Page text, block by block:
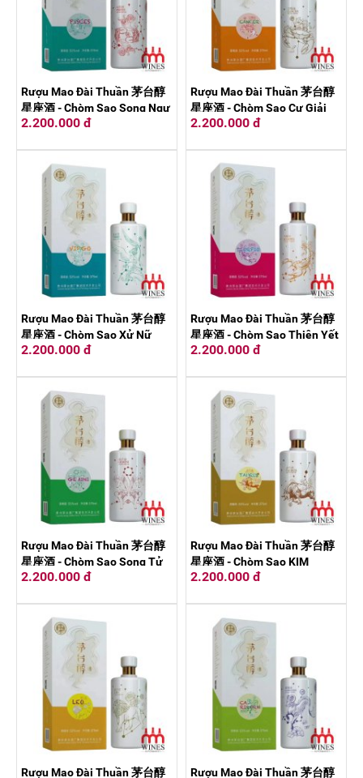
Rượu Mao Đài Thuần 茅台醇
星座酒 - Chòm Sao Song Ngư
375ml
2.200.000 đ
Rượu Mao Đài Thuần 茅台醇
星座酒 - Chòm Sao Cự Giải
375ml
2.200.000 đ
Rượu Mao Đài Thuần 茅台醇
星座酒 - Chòm Sao Xử Nữ
375ml
2.200.000 đ
Rượu Mao Đài Thuần 茅台醇
星座酒 - Chòm Sao Thiên Yết
375ml
2.200.000 đ
Rượu Mao Đài Thuần 茅台醇
星座酒 - Chòm Sao Song Tử
375ml
2.200.000 đ
Rượu Mao Đài Thuần 茅台醇
星座酒 - Chòm Sao KIM
NGƯU 375ml
2.200.000 đ
Rượu Mao Đài Thuần 茅台醇
Rượu Mao Đài Thuần 茅台醇